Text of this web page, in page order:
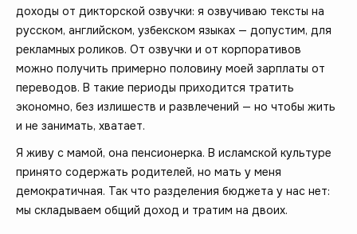
доходы от дикторской озвучки: я озвучиваю тексты на
русском, английском, узбекском языках — допустим, для
рекламных роликов. От озвучки и от корпоративов
можно получить примерно половину моей зарплаты от
переводов. В такие периоды приходится тратить
экономно, без излишеств и развлечений — но чтобы жить
и не занимать, хватает.
Я живу с мамой, она пенсионерка. В исламской культуре
принято содержать родителей, но мать у меня
демократичная. Так что разделения бюджета у нас нет:
мы складываем общий доход и тратим на двоих.